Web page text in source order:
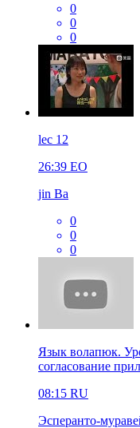
0
0
0
lec 12
26:39 EO
jin Ba
0
0
0
Язык волапюк.
согласование
08:15 RU
Эсперанто-